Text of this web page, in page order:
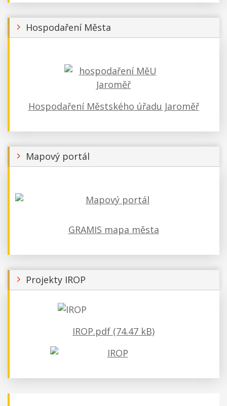
Hospodaření Města
Hospodaření Městského úřadu Jaroměř
Mapový portál
GRAMIS mapa města
Projekty IROP
IROP.pdf (74.47 kB)